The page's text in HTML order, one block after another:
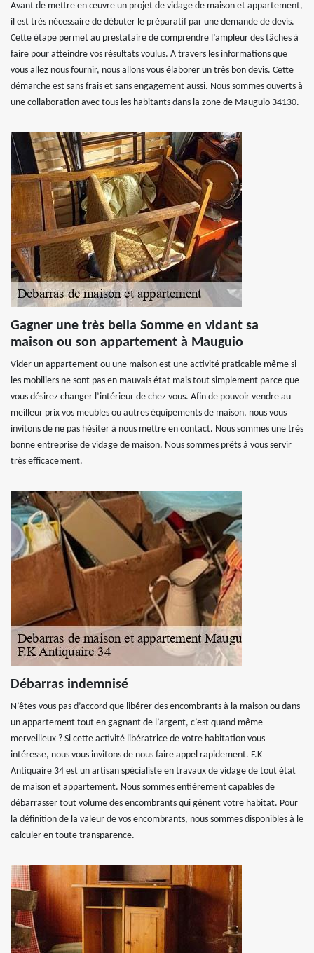
Avant de mettre en œuvre un projet de vidage de maison et appartement,
il est très nécessaire de débuter le préparatif par une demande de devis.
Cette étape permet au prestataire de comprendre l’ampleur des tâches à
faire pour atteindre vos résultats voulus. A travers les informations que
vous allez nous fournir, nous allons vous élaborer un très bon devis. Cette
démarche est sans frais et sans engagement aussi. Nous sommes ouverts à
une collaboration avec tous les habitants dans la zone de Mauguio 34130.
Gagner une très bella Somme en vidant sa
maison ou son appartement à Mauguio
Vider un appartement ou une maison est une activité praticable même si
les mobiliers ne sont pas en mauvais état mais tout simplement parce que
vous désirez changer l’intérieur de chez vous. Afin de pouvoir vendre au
meilleur prix vos meubles ou autres équipements de maison, nous vous
invitons de ne pas hésiter à nous mettre en contact. Nous sommes une très
bonne entreprise de vidage de maison. Nous sommes prêts à vous servir
très efficacement.
Débarras indemnisé
N’êtes-vous pas d’accord que libérer des encombrants à la maison ou dans
un appartement tout en gagnant de l’argent, c’est quand même
merveilleux ? Si cette activité libératrice de votre habitation vous
intéresse, nous vous invitons de nous faire appel rapidement. F.K
Antiquaire 34 est un artisan spécialiste en travaux de vidage de tout état
de maison et appartement. Nous sommes entièrement capables de
débarrasser tout volume des encombrants qui gênent votre habitat. Pour
la définition de la valeur de vos encombrants, nous sommes disponibles à le
calculer en toute transparence.